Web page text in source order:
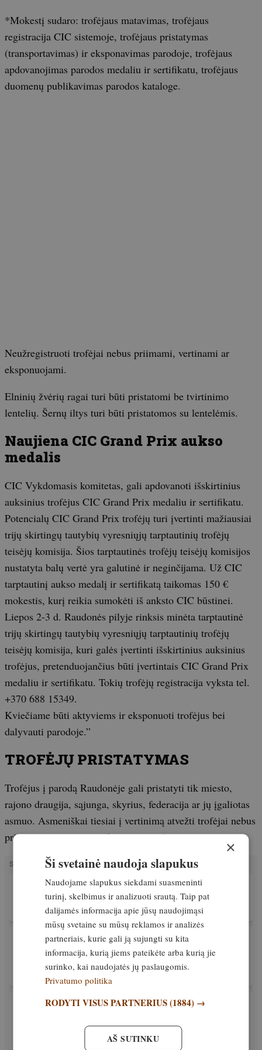
*Mokestį sudaro: trofėjaus matavimas, trofėjaus
registracija CIC sistemoje, trofėjaus pristatymas
(transportavimas) ir eksponavimas parodoje, trofėjaus
apdovanojimas parodos medaliu ir sertifikatu, trofėjaus
duomenų publikavimas parodos kataloge.
Neužregistruoti trofėjai nebus priimami, vertinami ar
eksponuojami.
Elninių žvėrių ragai turi būti pristatomi be tvirtinimo
lentelių. Šernų iltys turi būti pristatomos su lentelėmis.
Naujiena CIC Grand Prix aukso
medalis
CIC Vykdomasis komitetas, gali apdovanoti išskirtinius
auksinius trofėjus CIC Grand Prix medaliu ir sertifikatu.
Potencialų CIC Grand Prix trofėjų turi įvertinti mažiausiai
trijų skirtingų tautybių vyresniųjų tarptautinių trofėjų
teisėjų komisija. Šios tarptautinės trofėjų teisėjų komisijos
nustatyta balų vertė yra galutinė ir neginčijama. Už CIC
tarptautinį aukso medalį ir sertifikatą taikomas 150 €
mokestis, kurį reikia sumokėti iš anksto CIC būstinei.
Liepos 2-3 d. Raudonės pilyje rinksis minėta tarptautinė
trijų skirtingų tautybių vyresniųjų tarptautinių trofėjų
teisėjų komisija, kuri galės įvertinti išskirtinius auksinius
trofėjus, pretenduojančius būti įvertintais CIC Grand Prix
medaliu ir sertifikatu. Tokių trofėjų registracija vyksta tel.
+370 688 15349.
Kviečiame būti aktyviems ir eksponuoti trofėjus bei
dalyvauti parodoje.”
TROFĖJŲ PRISTATYMAS
Trofėjus į parodą Raudonėje gali pristatyti tik miesto,
rajono draugija, sąjunga, skyrius, federacija ar jų įgaliotas
asmuo. Asmeniškai tiesiai į vertinimą atvežti trofėjai nebus
priimami, vertinami ar eksponuojami!.
SUSIJĘ STRAIPSNIAI
Ragų ieškotojas, planuojantis tapti medžiotoju
Išskirtinis 15. gegužė, 2022
LMŽD nuomonę dėl nuobaudų panaikinimo už
perspektyvaus gyvūno sumedžiojimą
Išskirtinis 27. balandis, 2022
1. birželis, 2022
×
Ši svetainė naudoja slapukus
Naudojame slapukus siekdami suasmeninti
turinį, skelbimus ir analizuoti srautą. Taip pat
dalijamės informacija apie jūsų naudojimąsi
mūsų svetaine su mūsų reklamos ir analizės
partneriais, kurie gali ją sujungti su kita
informacija, kurią jiems pateikėte arba kurią jie
surinko, kai naudojatės jų paslaugomis.
Privatumo politika
RODYTI VISUS PARTNERIUS(1884) →
AŠ SUTINKU